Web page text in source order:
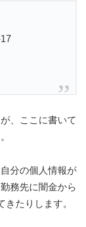
、ここに書いて
分の個人情報が
務先に闇金から
たりします。